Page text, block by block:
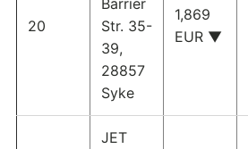
20
Str. 35-
39,
28857
Syke
1,869
EUR ▼
JET